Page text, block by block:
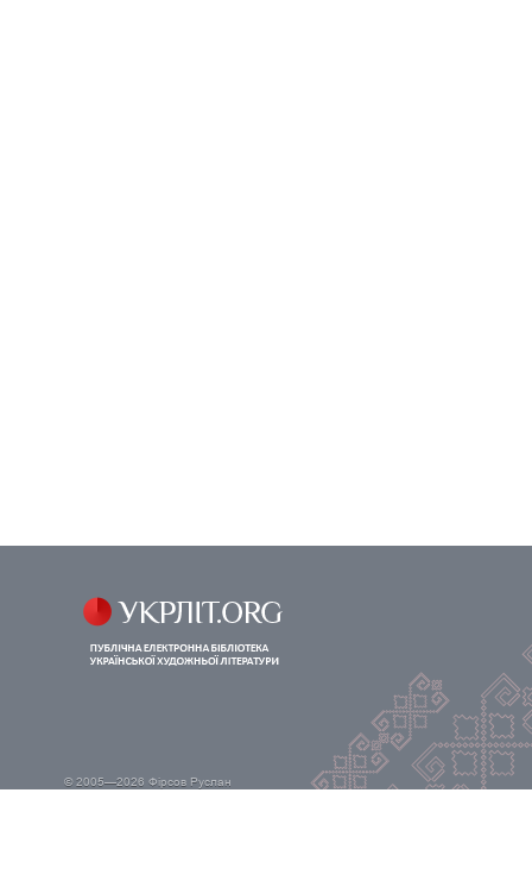
© 2005—2026 Фірсов Руслан